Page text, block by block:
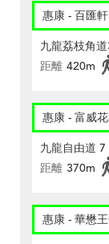
惠康 - 百匯軒
九龍荔枝角
距離 420m
惠康 - 富威
九龍自由道
距離 370m
惠康 - 華懋